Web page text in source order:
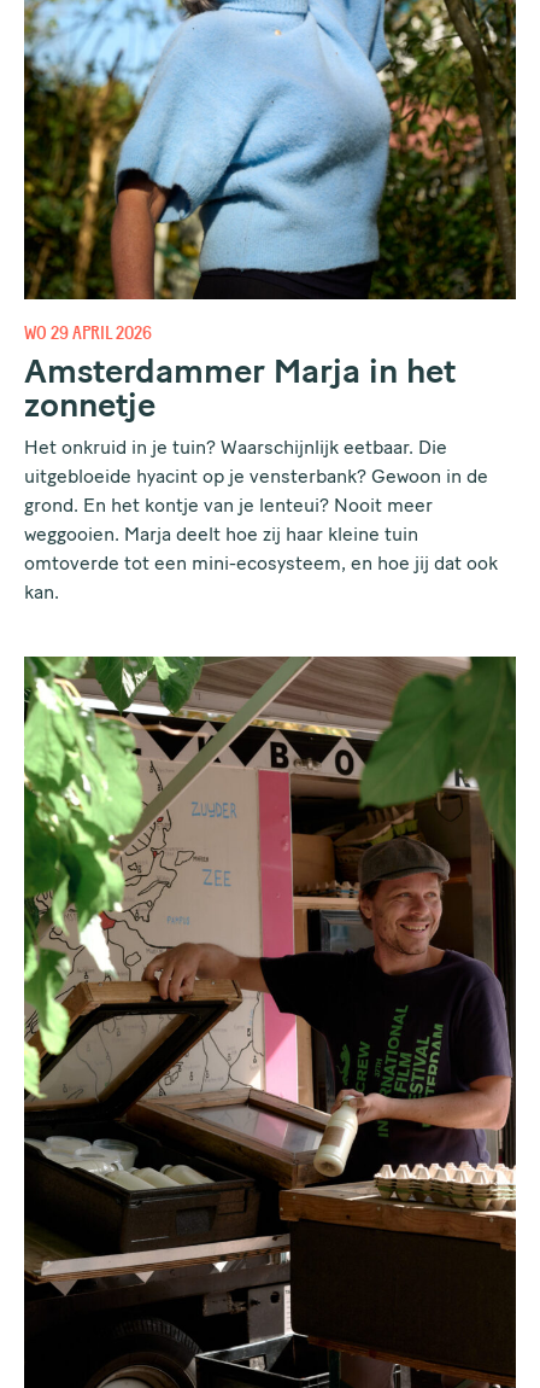
WO 29 APRIL 2026
Amsterdammer Marja in het
zonnetje
Het onkruid in je tuin? Waarschijnlijk eetbaar. Die
uitgebloeide hyacint op je vensterbank? Gewoon in de
grond. En het kontje van je lenteui? Nooit meer
weggooien. Marja deelt hoe zij haar kleine tuin
omtoverde tot een mini-ecosysteem, en hoe jij dat ook
kan.